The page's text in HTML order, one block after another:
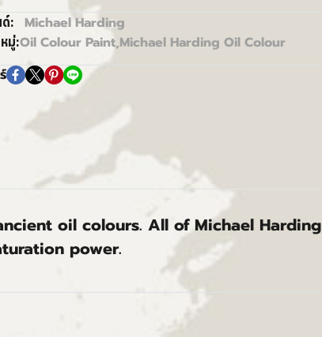
: Michael Harding
มู่:Oil Colour Paint,Michael Harding Oil Colour
oil colours. All of Michael Harding
power.